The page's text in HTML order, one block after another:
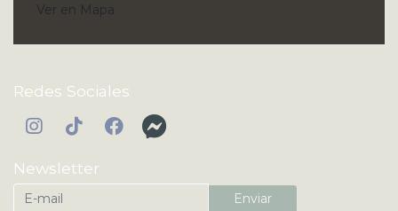
Ver en Mapa
Redes Sociales
Newsletter
Enviar